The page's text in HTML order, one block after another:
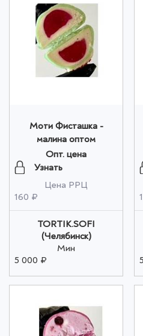
Моти Фисташка -
малина оптом
Опт. цена
Узнать
Цена РРЦ
160 ₽
TORTIK.SOFI
(Челябинск)
Мин
5 000 ₽